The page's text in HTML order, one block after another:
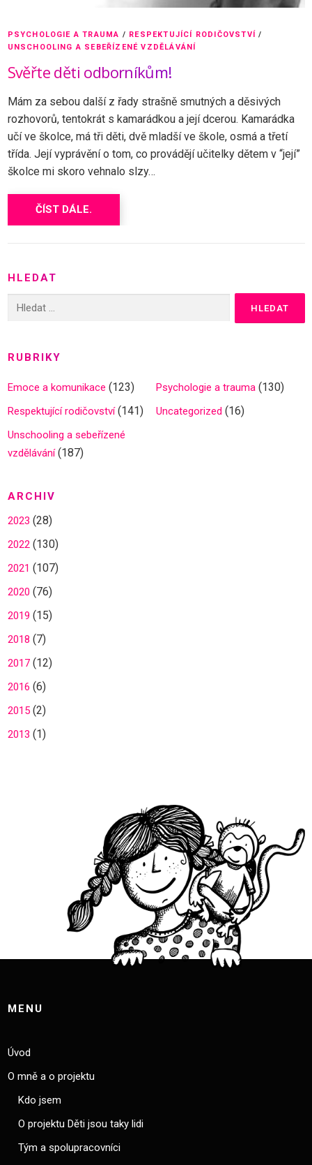
PSYCHOLOGIE A TRAUMA / RESPEKTUJÍCÍ RODIČOVSTVÍ /
UNSCHOOLING A SEBEŘÍZENÉ VZDĚLÁVÁNÍ
Svěřte děti odborníkům!
Mám za sebou další z řady strašně smutných a děsivých
rozhovorů, tentokrát s kamarádkou a její dcerou. Kamarádka
učí ve školce, má tři děti, dvě mladší ve škole, osmá a třetí
třída. Její vyprávění o tom, co provádějí učitelky dětem v “její”
školce mi skoro vehnalo slzy…
ČÍST DÁLE.
HLEDAT
RUBRIKY
Emoce a komunikace (123) Psychologie a trauma (130)
Respektující rodičovství(141) Uncategorized (16)
Unschooling a sebeřízené
vzdělávání(187)
ARCHIV
2023 (28)
2022 (130)
2021 (107)
2020 (76)
2019 (15)
2018 (7)
2017(12)
2016 (6)
2015(2)
2013 (1)
MENU
Úvod
O mně a o projektu
Kdo jsem
O projektu Děti jsou taky lidi
Tým a spolupracovníci